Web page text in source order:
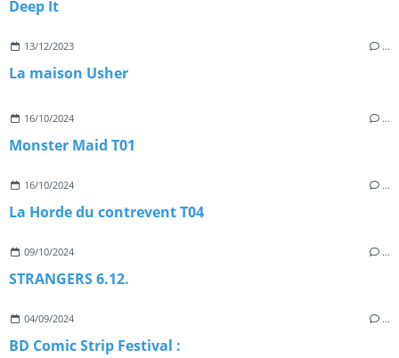
Deep It
13/12/2023 …
La maison Usher
16/10/2024 …
Monster Maid T01
16/10/2024 …
La Horde du contrevent T04
09/10/2024 …
STRANGERS 6.12.
04/09/2024 …
BD Comic Strip Festival :